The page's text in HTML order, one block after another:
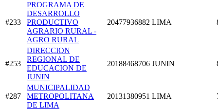
#233
PROGRAMA DE
DESARROLLO
PRODUCTIVO
AGRARIO RURAL -
AGRO RURAL
20477936882 LIMA
#253
DIRECCION
REGIONAL DE
EDUCACION DE
JUNIN
20188468706 JUNIN
#287
MUNICIPALIDAD
METROPOLITANA
DE LIMA
20131380951 LIMA